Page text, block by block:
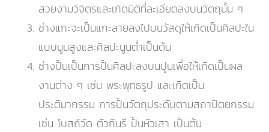
สวยงามวิจิตรและเกิดมิติที่ละเอียดลงบนวัตถุนั้น ๆ
ช่างแกะจะเป็นแกะลายลงไปบนวัสดุให้เกิดเป็นศิลปะใน
แบบนูนสูงและศิลปะนูนต่ำเป็นต้น
ช่างปั้นเป็นการปั้นศิลปะลงบนปูนเพื่อให้เกิดเป็นผล
งานต่าง ๆ เช่น พระพุทธรูป และเกิดเป็น
ประติมากรรม การปั้นวัตถุประดับตามสถาปัตยกรรม
เช่น โบสถ์วัด ตัวกินรี ปั้นหัวเสา เป็นต้น